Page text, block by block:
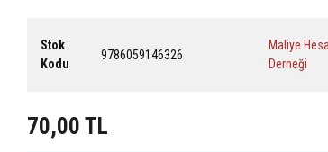
Stok
Kodu
9786059146326
Maliye
Derneği
70,00 TL